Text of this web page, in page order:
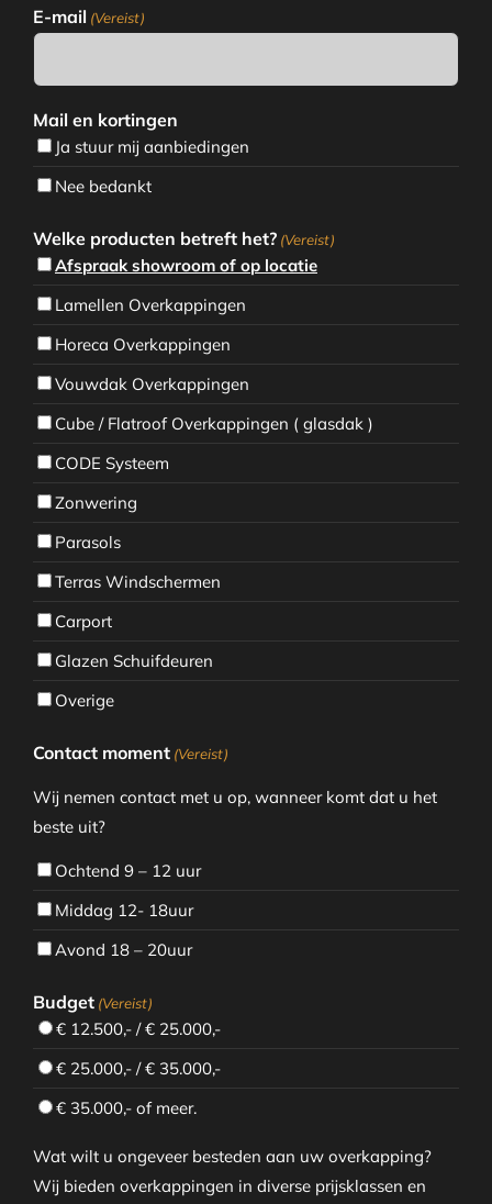
E-mail (Vereist)
Mail en kortingen
Ja stuur mij aanbiedingen
Nee bedankt
Welke producten betreft het? (Vereist)
Afspraak showroom of op locatie
Lamellen Overkappingen
Horeca Overkappingen
Vouwdak Overkappingen
Cube / Flatroof Overkappingen ( glasdak )
CODE Systeem
Zonwering
Parasols
Terras Windschermen
Carport
Glazen Schuifdeuren
Overige
Contact moment (Vereist)
Wij nemen contact met u op, wanneer komt dat u het
beste uit?
Ochtend 9 – 12 uur
Middag 12- 18uur
Avond 18 – 20uur
Budget (Vereist)
€ 12.500,- / € 25.000,-
€ 25.000,- / € 35.000,-
€ 35.000,- of meer.
Wat wilt u ongeveer besteden aan uw overkapping?
Wij bieden overkappingen in diverse prijsklassen en